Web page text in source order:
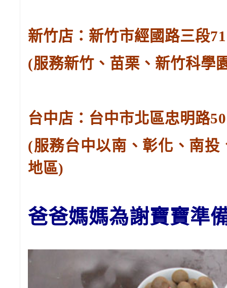
新竹店：新竹市經國路三段
(服務新竹、苗栗、新竹科學
台中店：台中市北區忠明路
(服務台中以南、彰化、南
地區)
爸爸媽媽為謝寶寶準